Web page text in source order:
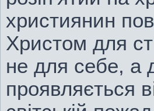
християнин
Христом для
не для себе, а
проявляється